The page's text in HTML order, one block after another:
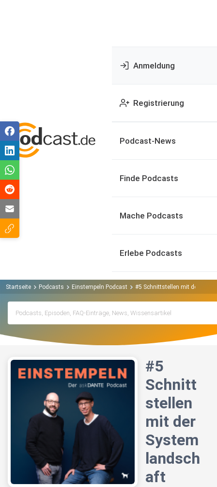
Anmeldung
Registrierung
Podcast-News
Finde Podcasts
Mache Podcasts
Erlebe Podcasts
Startseite Podcasts Einstempeln Podcast #5 Schnittstellen mit der
#5
Schnitt
stellen
mit der
System
landsch
aft